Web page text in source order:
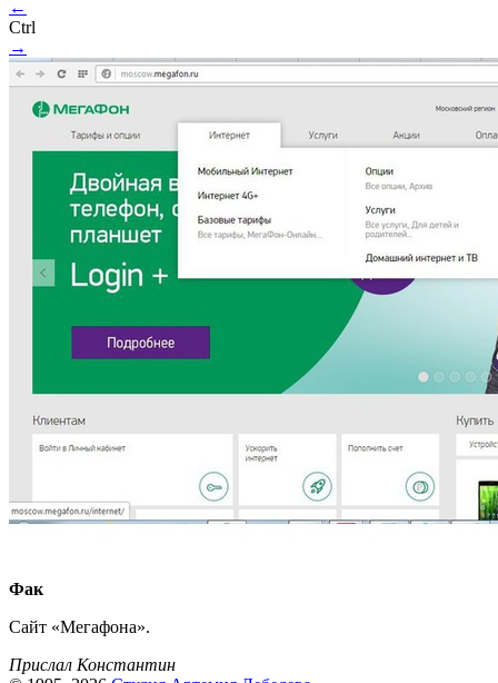
←
Ctrl
→
Фак
Сайт «Мегафона».
Прислал Константин